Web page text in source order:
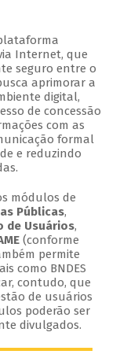
Internet, que
seguro entre o
aprimorar a
digital,
de concessão
com as
formal
e reduzindo
módulos de
Públicas,
de Usuários,
(conforme
permite
como BNDES
contudo, que
de usuários
poderão ser
divulgados.